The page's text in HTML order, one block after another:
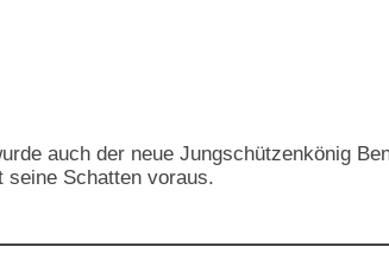
auch der neue Jungschützenkönig
Schatten voraus.